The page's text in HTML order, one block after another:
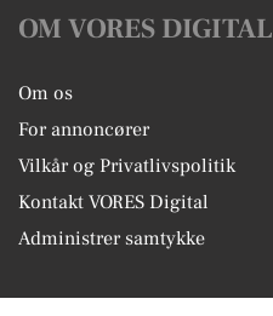
OM VORES DIGITAL
Om os
For annoncører
Vilkår og Privatlivspolitik
Kontakt VORES Digital
Administrer samtykke